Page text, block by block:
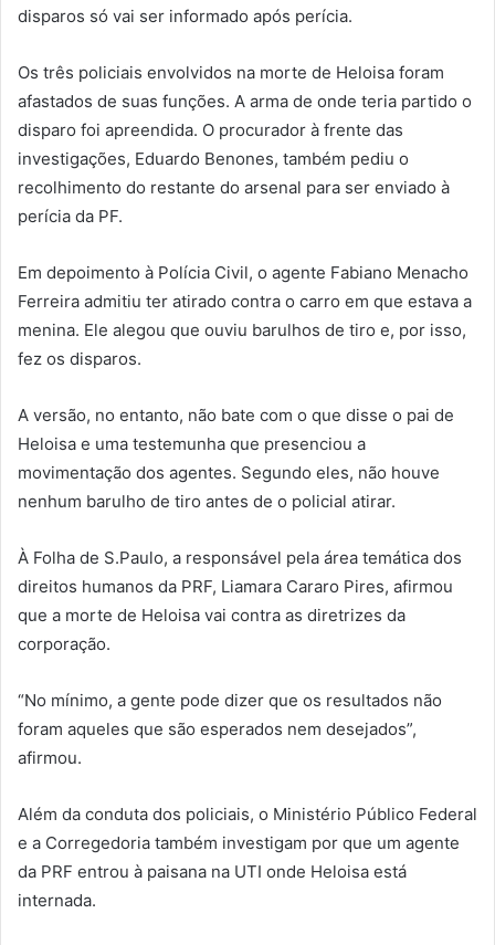
disparos só vai ser informado após perícia.
Os três policiais envolvidos na morte de Heloisa foram
afastados de suas funções. A arma de onde teria partido o
disparo foi apreendida. O procurador à frente das
investigações, Eduardo Benones, também pediu o
recolhimento do restante do arsenal para ser enviado à
perícia da PF.
Em depoimento à Polícia Civil, o agente Fabiano Menacho
Ferreira admitiu ter atirado contra o carro em que estava a
menina. Ele alegou que ouviu barulhos de tiro e, por isso,
fez os disparos.
A versão, no entanto, não bate com o que disse o pai de
Heloisa e uma testemunha que presenciou a
movimentação dos agentes. Segundo eles, não houve
nenhum barulho de tiro antes de o policial atirar.
À Folha de S.Paulo, a responsável pela área temática dos
direitos humanos da PRF, Liamara Cararo Pires, afirmou
que a morte de Heloisa vai contra as diretrizes da
corporação.
“No mínimo, a gente pode dizer que os resultados não
foram aqueles que são esperados nem desejados”,
afirmou.
Além da conduta dos policiais, o Ministério Público Federal
e a Corregedoria também investigam por que um agente
da PRF entrou à paisana na UTI onde Heloisa está
internada.